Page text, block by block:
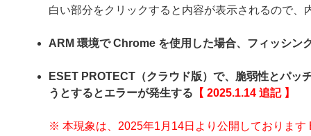
白い部分をクリックすると内容が表示されるので
ARM 環境で Chrome を使用した場合、フィッシン
ESET PROTECT（クラウド版）で、脆弱性とパッ
うとするとエラーが発生する 【 2025.1.14 追記 】
※ 本現象は、2025年1月14日より公開しておりま